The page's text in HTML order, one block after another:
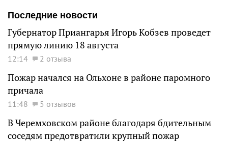
Последние новости
Губернатор Приангарья Игорь Кобзев проведет
прямую линию 18 августа
12:14 2 отзыва
Пожар начался на Ольхоне в районе паромного
причала
11:48 5 отзывов
В Черемховском районе благодаря бдительным
соседям предотвратили крупный пожар